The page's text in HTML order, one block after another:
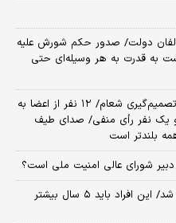
دولت/ صدور حکم شورش علیه
به قدرت به هر وسیله‌ای حتی
اظهارات جدید معاون پزشکیان درباره تصمیم‌گیری شعام/ ۱۲ نفر از اعضا به
و یک نفر رأی منفی/ صدای طیف
بلندتر است
شورای ‌عالی امنیت ملی است؟
جزئیات صدور احکام بازنشستگی اعلام شد/ این افراد باید ۵ سال بیشتر